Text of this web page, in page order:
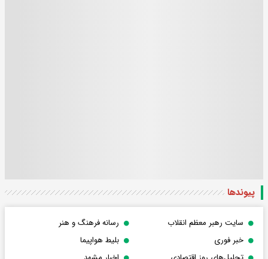
پیوندها
سایت رهبر معظم انقلاب
رسانه فرهنگ و هنر
خبر فوری
بلیط هواپیما